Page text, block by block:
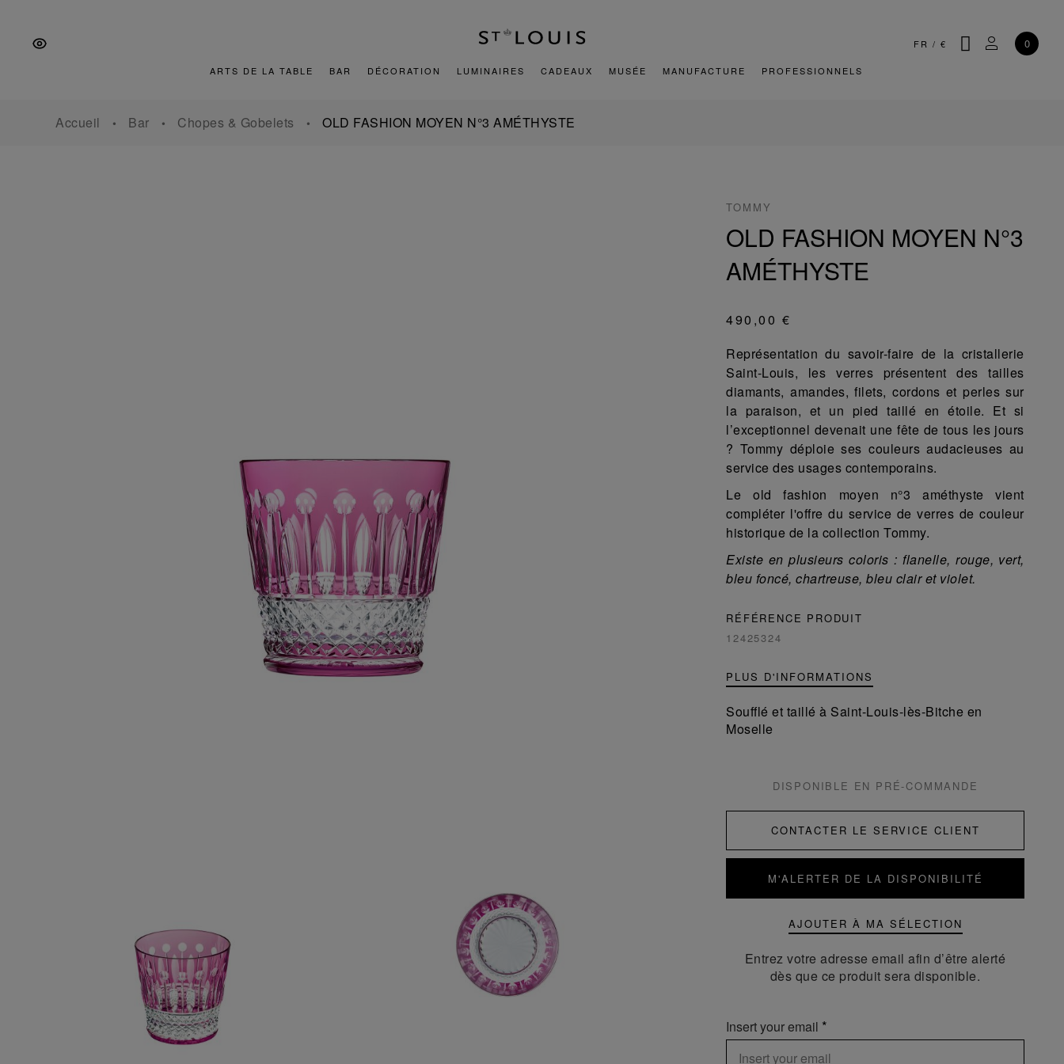
contenu
FR / € CHERCHER
MON0
ARTS DE LA TABLE BAR DÉCORATION LUMINAIRES CADEAUX MUSÉE MANUFACTURE PROFESSIONNELS
Accueil Bar Chopes & Gobelets OLD FASHION MOYEN N°3 AMÉTHYSTE
TOMMY
OLD FASHION MOYEN N°3
AMÉTHYSTE
490,00 €
Représentation du savoir-faire de la cristallerie
Saint-Louis, les verres présentent des tailles
diamants, amandes, filets, cordons et perles sur
la paraison, et un pied taillé en étoile. Et si
l’exceptionnel devenait une fête de tous les jours
? Tommy déploie ses couleurs audacieuses au
service des usages contemporains.
Le old fashion moyen n°3 améthyste vient
compléter l'offre du service de verres de couleur
historique de la collection Tommy.
Existe en plusieurs coloris : flanelle, rouge, vert,
bleu foncé, chartreuse, bleu clair et violet.
RÉFÉRENCE PRODUIT
12425324
PLUS D'INFORMATIONS
Soufflé et taillé à Saint-Louis-lès-Bitche en
Moselle
DISPONIBLE EN PRÉ-COMMANDE
CONTACTER LE SERVICE CLIENT
M'ALERTER DE LA DISPONIBILITÉ
AJOUTER À MA SÉLECTION
Entrez votre adresse email afin d’être alerté
dès que ce produit sera disponible.
Insert your email